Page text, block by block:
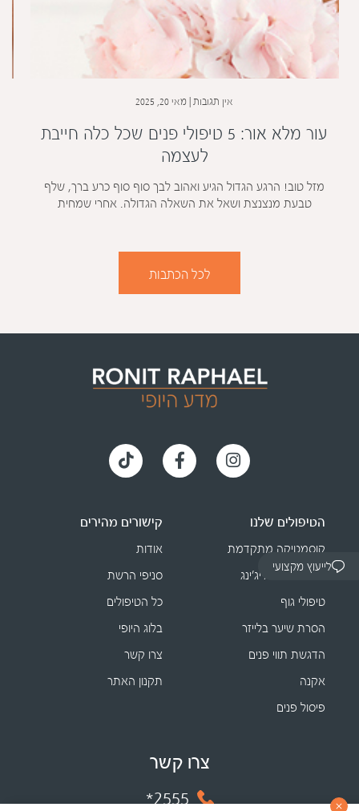
עור מלא אור: 5 טיפולי פנים שכל כלה חייבת
לעצמה
אין תגובות מאי 20, 2025
מזל טוב! הרגע הגדול הגיע ואהוב לבך סוף סוף כרע ברך, שלף
טבעת מנצנצת ושאל את השאלה הגדולה. אחרי שמחית
לכל הכתבות
הטיפולים שלנו
קוסמטיקה מתקדמת
טיפולי אנטי אייג׳ינג
טיפולי גוף
הסרת שיער בלייזר
הדגשת תווי פנים
אקנה
פיסול פנים
קישורים מהירים
אודות
סניפי הרשת
כל הטיפולים
בלוג היופי
צרו קשר
תקנון האתר
צרו קשר
2555*
לייעוץ מקצועי